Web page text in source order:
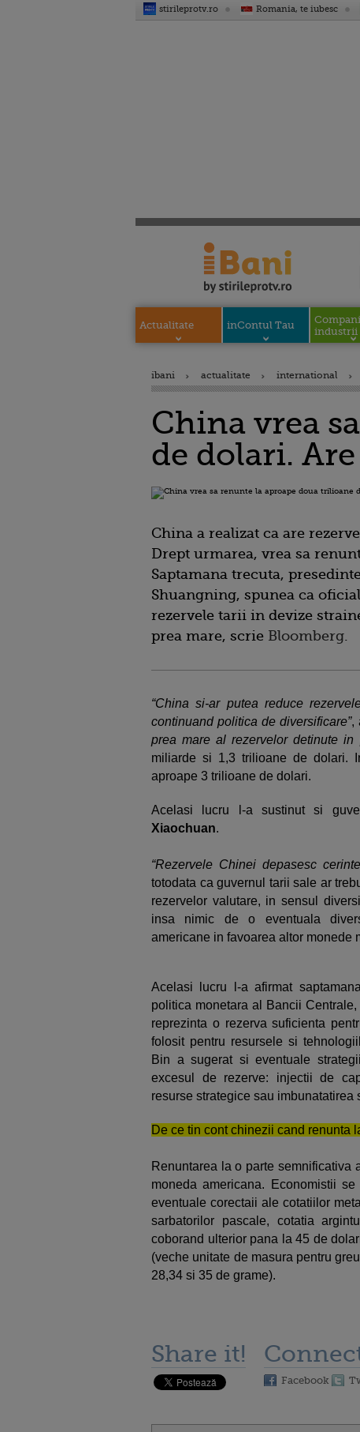
stirileprotv.ro Romania, te iubesc
Actualitate inContul Tau
industrii
ibani actualitate international
China vrea
de dolari.
China a realizat ca are
Drept urmarea, vrea sa
Saptamana trecuta,
Shuangning, spunea ca
rezervele tarii in devize
prea mare, scrie Bloomberg.
“China si-ar putea reduce
continuand politica de diversificare”,
prea mare al rezervelor detinute in
miliarde si 1,3 trilioane de dolari.
aproape 3 trilioane de dolari.
Acelasi lucru l-a sustinut si
Xiaochuan.
“Rezervele Chinei depasesc
totodata ca guvernul tarii sale ar
rezervelor valutare, in sensul
insa nimic de o eventuala
americane in favoarea altor monede
Acelasi lucru l-a afirmat
politica monetara al Bancii
reprezinta o rezerva suficienta
folosit pentru resursele si
Bin a sugerat si eventuale
excesul de rezerve: injectii de
resurse strategice sau
De ce tin cont chinezii cand renunta
Renuntarea la o parte semnificativa
moneda americana. Economistii
eventuale corectaii ale cotatiilor
sarbatorilor pascale, cotatia
coborand ulterior pana la 45 de
(veche unitate de masura pentru
28,34 si 35 de grame).
Share it!
Facebook